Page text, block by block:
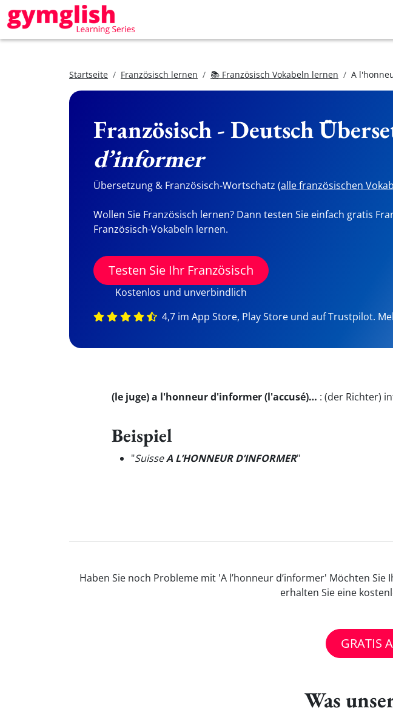
Startseite Französisch lernen 📚 Französisch Vokabeln lernen A
Französisch - Deutsch
d’informer
Übersetzung & Französisch-Wortschatz (alle französischen
Wollen Sie Französisch lernen? Dann testen Sie einfach gratis
Französisch-Vokabeln lernen.
Testen Sie Ihr Französisch
Kostenlos und unverbindlich
4,7 im App Store, Play Store und auf Trustpilot.
(le juge) a l'honneur d'informer (l'accusé)… : (der Richter)
Beispiel
"SuisseA L’HONNEUR D’INFORMER"
Haben Sie noch Probleme mit 'A l’honneur d’informer' Möchten
erhalten Sie eine
GRATIS
Was